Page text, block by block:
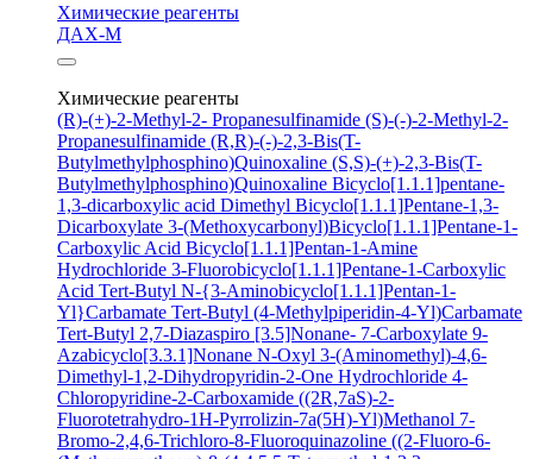
Химические реагенты
ДАХ-М
Химические реагенты
(R)-(+)-2-Methyl-2- Propanesulfinamide (S)-(-)-2-Methyl-2-
Propanesulfinamide (R,R)-(-)-2,3-Bis(T-
Butylmethylphosphino)Quinoxaline (S,S)-(+)-2,3-Bis(T-
Butylmethylphosphino)Quinoxaline Bicyclo[1.1.1]pentane-
1,3-dicarboxylic acid Dimethyl Bicyclo[1.1.1]Pentane-1,3-
Dicarboxylate 3-(Methoxycarbonyl)Bicyclo[1.1.1]Pentane-1-
Carboxylic Acid Bicyclo[1.1.1]Pentan-1-Amine
Hydrochloride 3-Fluorobicyclo[1.1.1]Pentane-1-Carboxylic
Acid Tert-Butyl N-{3-Aminobicyclo[1.1.1]Pentan-1-
Yl}Carbamate Tert-Butyl (4-Methylpiperidin-4-Yl)Carbamate
Tert-Butyl 2,7-Diazaspiro [3.5]Nonane- 7-Carboxylate 9-
Azabicyclo[3.3.1]Nonane N-Oxyl 3-(Aminomethyl)-4,6-
Dimethyl-1,2-Dihydropyridin-2-One Hydrochloride 4-
Chloropyridine-2-Carboxamide ((2R,7aS)-2-
Fluorotetrahydro-1H-Pyrrolizin-7a(5H)-Yl)Methanol 7-
Bromo-2,4,6-Trichloro-8-Fluoroquinazoline ((2-Fluoro-6-